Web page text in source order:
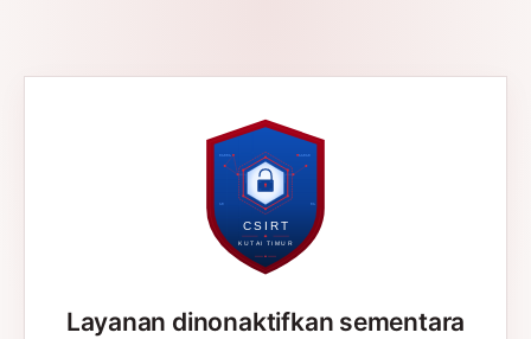
Layanan dinonaktifkan sementara